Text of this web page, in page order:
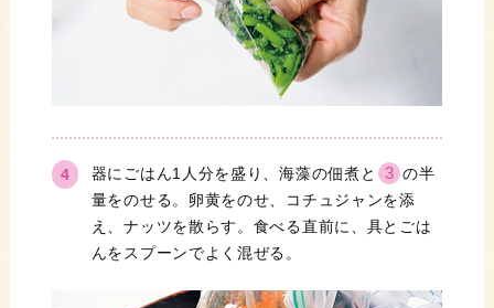
器にごはん1人分を盛り、海藻の佃煮と 3 の半
量をのせる。卵黄をのせ、コチュジャンを添
え、ナッツを散らす。食べる直前に、具とごは
んをスプーンでよく混ぜる。